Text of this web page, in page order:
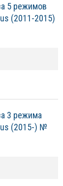
5 режимов
(2011-2015)
3 режима
(2015-) №